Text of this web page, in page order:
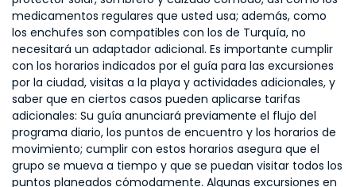
medicamentos regulares que usted usa; además, como
los enchufes son compatibles con los de Turquía, no
necesitará un adaptador adicional. Es importante cumplir
con los horarios indicados por el guía para las excursiones
por la ciudad, visitas a la playa y actividades adicionales, y
saber que en ciertos casos pueden aplicarse tarifas
adicionales: Su guía anunciará previamente el flujo del
programa diario, los puntos de encuentro y los horarios de
movimiento; cumplir con estos horarios asegura que el
grupo se mueva a tiempo y que se puedan visitar todos los
puntos planeados cómodamente. Algunas excursiones en